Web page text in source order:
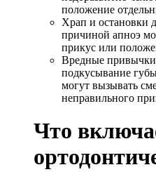
положение
Храп и остановки
причиной апноэ
прикус или
Вредные
подкусывание
могут вызывать
неправильного
Что